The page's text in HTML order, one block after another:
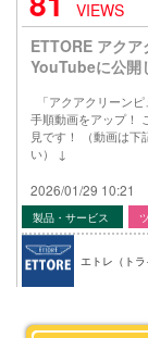
VIEWS
ETTORE アク
YouTubeに公開
「アクアクリーン
手順動画をアップ！
見です！ （動画は下
い） ↓
2026/01/29 10:21
製品・サービス
エトレ（トラ